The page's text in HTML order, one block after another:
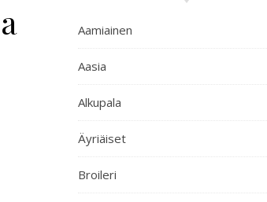
Aamiainen
Aasia
Alkupala
Äyriäiset
Broileri